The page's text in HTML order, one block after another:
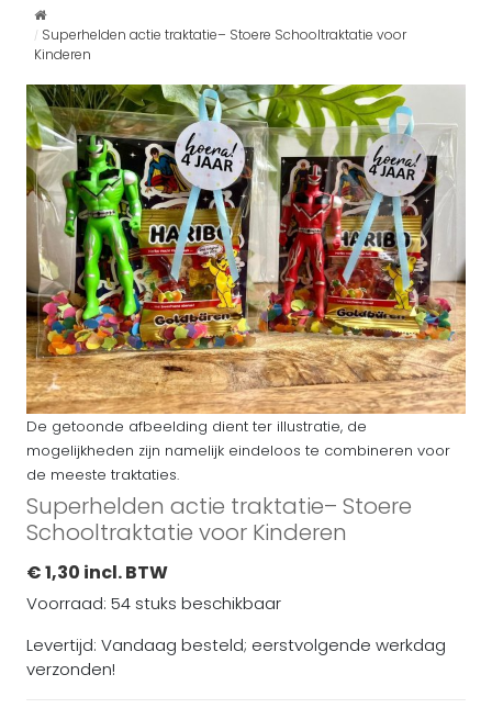
Superhelden actie traktatie– Stoere Schooltraktatie voor
Kinderen
De getoonde afbeelding dient ter illustratie, de
mogelijkheden zijn namelijk eindeloos te combineren voor
de meeste traktaties.
Superhelden actie traktatie– Stoere
Schooltraktatie voor Kinderen
€ 1,30 incl. BTW
Voorraad: 54 stuks beschikbaar
Levertijd: Vandaag besteld; eerstvolgende werkdag
verzonden!